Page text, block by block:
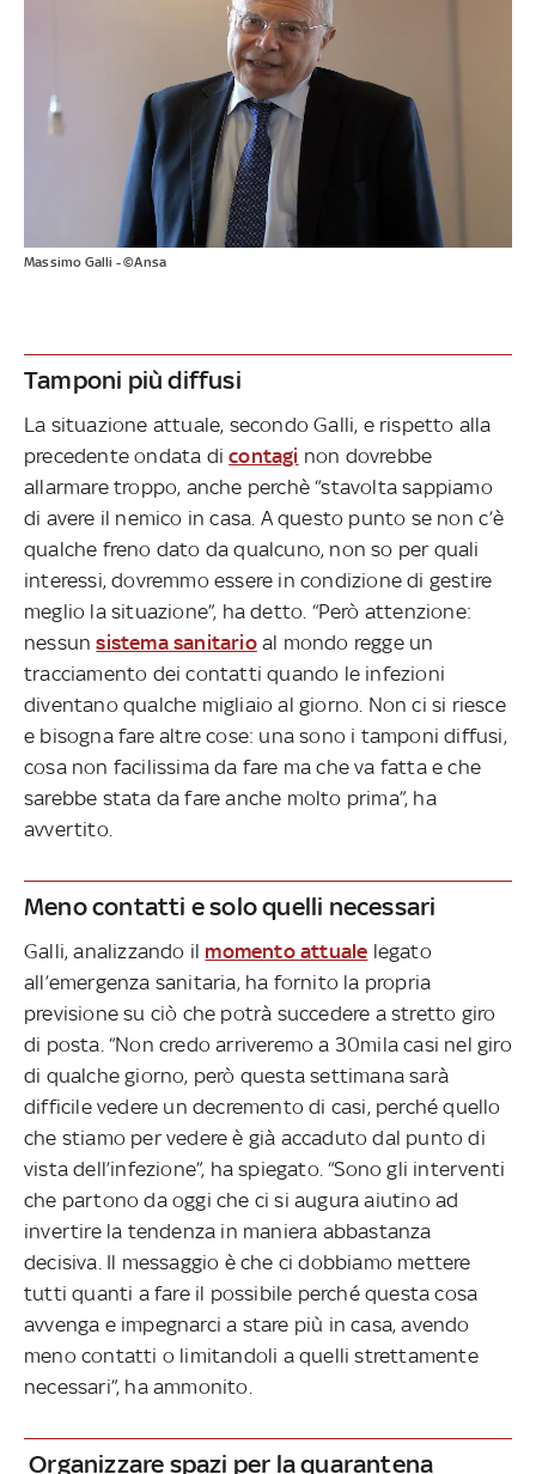
Massimo Galli - ©Ansa
Tamponi più diffusi
La situazione attuale, secondo Galli, e rispetto alla
precedente ondata dicontagi non dovrebbe
allarmare troppo, anche perchè “stavolta sappiamo
di avere il nemico in casa. A questo punto se non c’è
qualche freno dato da qualcuno, non so per quali
interessi, dovremmo essere in condizione di gestire
meglio la situazione”, ha detto. “Però attenzione:
nessunsistema sanitarioal mondo regge un
tracciamento dei contatti quando le infezioni
diventano qualche migliaio al giorno. Non ci si riesce
e bisogna fare altre cose: una sono i tamponi diffusi,
cosa non facilissima da fare ma che va fatta e che
sarebbe stata da fare anche molto prima”, ha
avvertito.
Meno contatti e solo quelli necessari
Galli, analizzando il momento attuale legato
all’emergenza sanitaria, ha fornito la propria
previsione su ciò che potrà succedere a stretto giro
di posta. “Non credo arriveremo a 30mila casi nel giro
di qualche giorno, però questa settimana sarà
difficile vedere un decremento di casi, perché quello
che stiamo per vedere è già accaduto dal punto di
vista dell’infezione”, ha spiegato. “Sono gli interventi
che partono da oggi che ci si augura aiutino ad
invertire la tendenza in maniera abbastanza
decisiva. Il messaggio è che ci dobbiamo mettere
tutti quanti a fare il possibile perché questa cosa
avvenga e impegnarci a stare più in casa, avendo
meno contatti o limitandoli a quelli strettamente
necessari”, ha ammonito.
Organizzare spazi per la quarantena